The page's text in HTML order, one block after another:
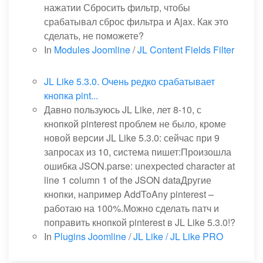
нажатии Сбросить фильтр, чтобы
срабатывал сброс фильтра и Ajax. Как это
сделать, не поможете?
In Modules Joomline/JL Content Fields Filter
JL Like 5.3.0. Очень редко срабатывает
кнопка pint...
Давно пользуюсь JL Like, лет 8-10, с
кнопкой pinterest проблем не было, кроме
новой версии JL Like 5.3.0: сейчас при 9
запросах из 10, система пишет:Произошла
ошибка JSON.parse: unexpected character at
line 1 column 1 of the JSON dataДругие
кнопки, например AddToAny pinterest –
работаю на 100%.Можно сделать патч и
поправить кнопкой pinterest в JL Like 5.3.0!?
In Plugins Joomline/JL Like / JL Like PRO